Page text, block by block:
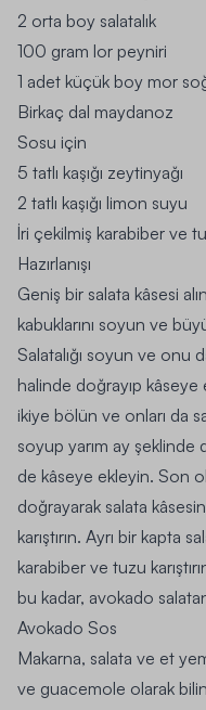
2 orta boy salatalık
100 gram lor peyniri
1 adet küçük boy mor
Birkaç dal maydanoz
Sosu için
5 tatlı kaşığı zeytinyağı
2 tatlı kaşığı limon suyu
İri çekilmiş karabiber ve
Hazırlanışı
Geniş bir salata kâsesi
kabuklarını soyun ve
Salatalığı soyun ve onu
halinde doğrayıp
ikiye bölün ve onları da
soyup yarım ay şeklinde
de kâseye ekleyin. Son
doğrayarak salata
karıştırın. Ayrı bir kapta
karabiber ve tuzu
bu kadar, avokado
Avokado Sos
Makarna, salata ve et
ve guacemole olarak